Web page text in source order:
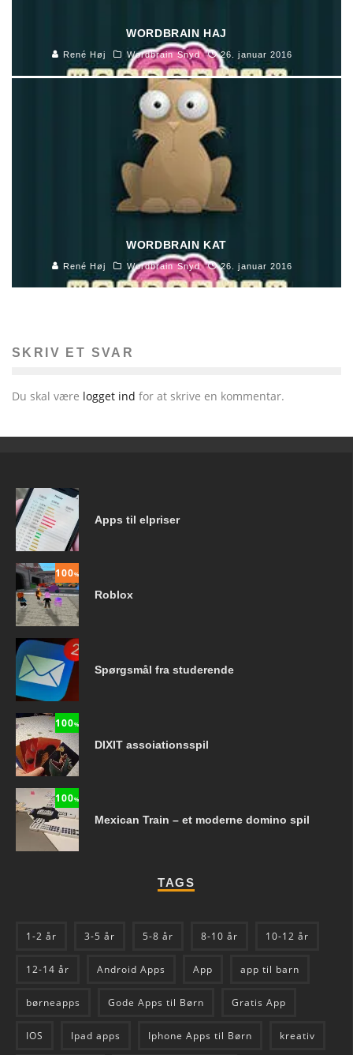
WORDBRAIN HAJ
René Høj Wordbrain Snyd 26. januar 2016
WORDBRAIN KAT
René Høj Wordbrain Snyd 26. januar 2016
SKRIV ET SVAR
Du skal være logget ind for at skrive en kommentar.
Apps til elpriser
100%
Roblox
Spørgsmål fra studerende
100%
DIXIT assoiationsspil
100%
Mexican Train – et moderne domino spil
TAGS
1-2 år 3-5 år 5-8 år 8-10 år 10-12 år
12-14 år Android Apps App app til barn
børneapps Gode Apps til Børn Gratis App
IOS Ipad apps Iphone Apps til Børn kreativ